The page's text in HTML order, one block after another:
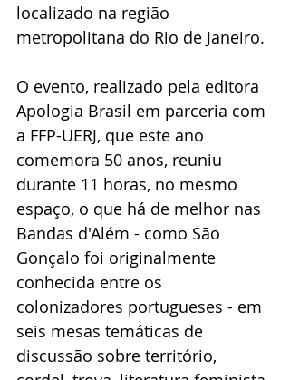
localizado na região
metropolitana do Rio de Janeiro.
O evento, realizado pela editora
Apologia Brasil em parceria com
a FFP-UERJ, que este ano
comemora 50 anos, reuniu
durante 11 horas, no mesmo
espaço, o que há de melhor nas
Bandas d'Além - como São
Gonçalo foi originalmente
conhecida entre os
colonizadores portugueses - em
seis mesas temáticas de
discussão sobre território,